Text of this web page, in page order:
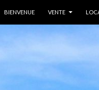
BIENVENUE
VENTE